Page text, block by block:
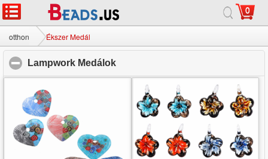
0
otthon Ékszer Medál
Lampwork Medálok
otthon | körülbelül| Lépjen kapcsolatba velünk teljes oldal
© 2026 Milky Way Ékszer Ltd. Minden jog fenntartva.